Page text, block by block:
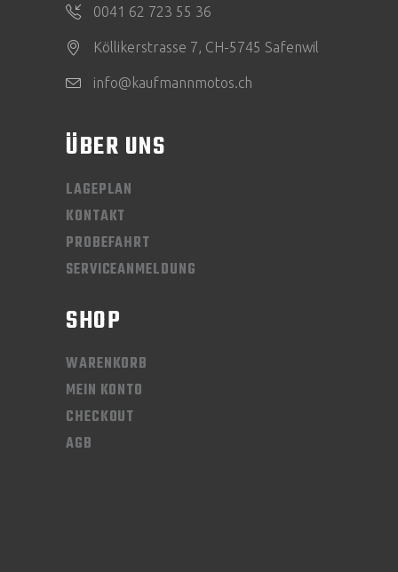
0041 62 723 55 36
Köllikerstrasse 7, CH-5745 Safenwil
info@kaufmannmotos.ch
ÜBER UNS
LAGEPLAN
KONTAKT
PROBEFAHRT
SERVICEANMELDUNG
SHOP
WARENKORB
MEIN KONTO
CHECKOUT
AGB